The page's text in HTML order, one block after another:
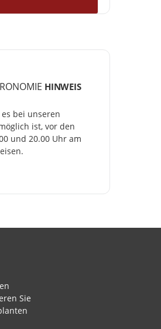
HINWEIS
bei unseren
ist, vor den
und 20.00 Uhr am
Sie